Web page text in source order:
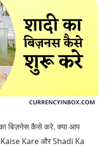
बिज़नेस कैसे करे. क्या आप
Kare और Shadi Ka